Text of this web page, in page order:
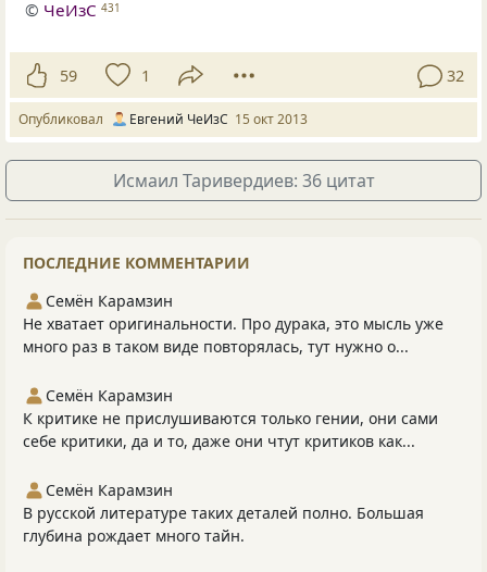
© ЧеИзС 431
59 1 32
Опубликовал Евгений ЧеИзС 15 окт 2013
Исмаил Таривердиев: 36 цитат
ПОСЛЕДНИЕ КОММЕНТАРИИ
Семён Карамзин
Не хватает оригинальности. Про дурака, это мысль уже
много раз в таком виде повторялась, тут нужно о...
Семён Карамзин
К критике не прислушиваются только гении, они сами
себе критики, да и то, даже они чтут критиков как...
Семён Карамзин
В русской литературе таких деталей полно. Большая
глубина рождает много тайн.